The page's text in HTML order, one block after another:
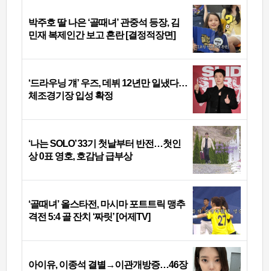
박주호 딸 나은 ‘골때녀’ 관중석 등장, 김
민재 복제인간 보고 혼란 [결정적장면]
‘드라우닝 걔’ 우즈, 데뷔 12년만 일냈다…
체조경기장 입성 확정
‘나는 SOLO’ 33기 첫날부터 반전…첫인
상 0표 영호, 호감남 급부상
‘골때녀’ 올스타전, 마시마 포트트릭 맹추
격전 5:4 골 잔치 ‘짜릿’ [어제TV]
아이유, 이종석 결별→이관개방증…46장